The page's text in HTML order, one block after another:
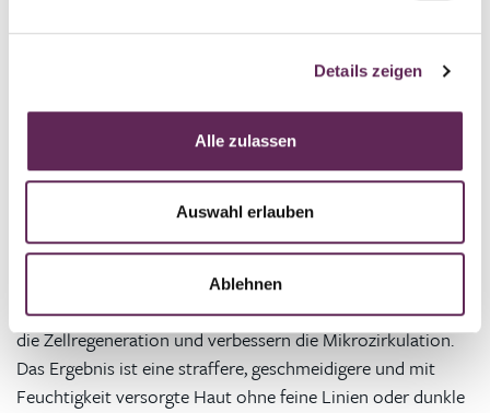
Details zeigen
Alle zulassen
Auswahl erlauben
Ablehnen
Biostimulation ist der neue Hit in der Ästhetik
Die Biostimulation mit Polynukleotiden ist in der
ästhetischen Medizin noch relativ neu. Sie hat sich jedoch
schnell zu einem der beliebtesten Verschönerungsverfahren
Behandlung ist eine allgemeine Verbesserung des
Hautbildes, einschließlich der empfindlichen Augenpartie.
Die Polynukleotide ziehen Wasser an und befeuchten so
die Haut, wodurch sich ihre Struktur verbessert. Sie fördern
die Zellregeneration und verbessern die Mikrozirkulation.
Das Ergebnis ist eine straffere, geschmeidigere und mit
Feuchtigkeit versorgte Haut ohne feine Linien oder dunkle